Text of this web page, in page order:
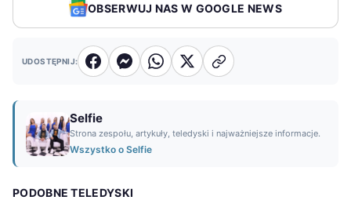
OBSERWUJ NAS W GOOGLE NEWS
UDOSTĘPNIJ:
Selfie
Strona zespołu, artykuły, teledyski i najważniejsze informacje.
Wszystko o Selfie
PODOBNE TELEDYSKI